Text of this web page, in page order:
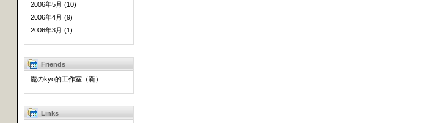
2006年5月 (10)
2006年4月 (9)
2006年3月 (1)
Friends
魔のkyo的工作室（新）
Links